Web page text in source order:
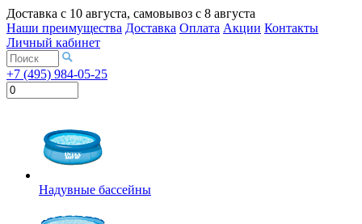
Доставка с 10 августа, самовывоз с 8 августа
Наши преимущества Доставка Оплата Акции Контакты
Личный кабинет
+7 (495) 984-05-25
Надувные бассейны